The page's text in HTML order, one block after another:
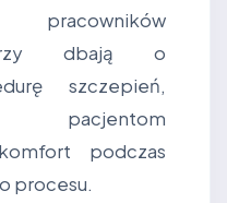
pracowników
dbają o
szczepień,
podczas
procesu.